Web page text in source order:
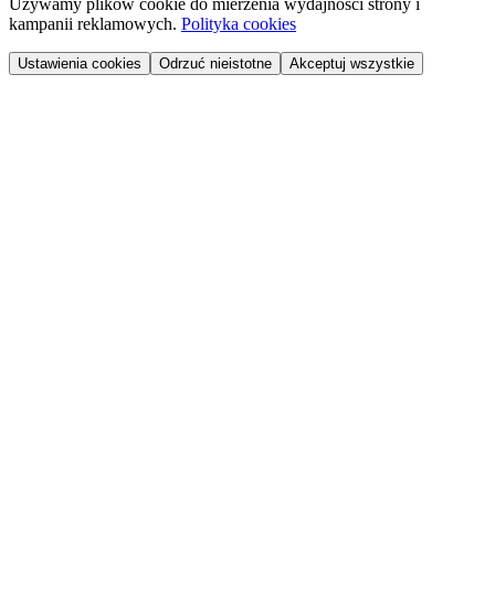
kampanii reklamowych. Polityka cookies
Ustawienia cookies Odrzuć nieistotne Akceptuj wszystkie